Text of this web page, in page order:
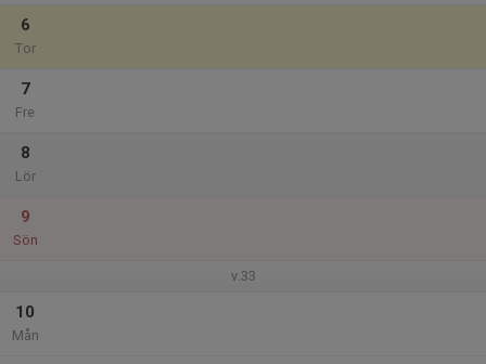
6
Tor
7
Fre
8
Lör
9
Sön
v.33
10
Mån